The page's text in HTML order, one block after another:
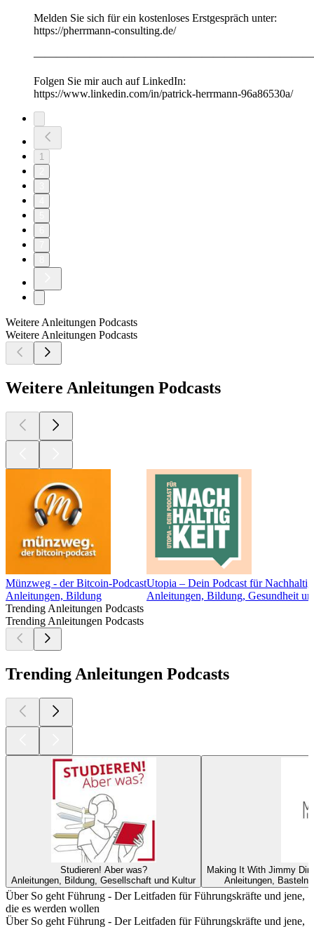
Melden Sie sich für ein kostenloses Erstgespräch unter:
https://pherrmann-consulting.de/
Folgen Sie mir auch auf LinkedIn:
https://www.linkedin.com/in/patrick-herrmann-96a86530a/
1
Weitere Anleitungen Podcasts
Weitere Anleitungen Podcasts
Weitere Anleitungen Podcasts
Münzweg - der Bitcoin-Podcast
Anleitungen, Bildung
Utopia – Dein Podcast für
Anleitungen, Bildung, Gesundheit
Trending Anleitungen Podcasts
Trending Anleitungen Podcasts
Trending Anleitungen Podcasts
Studieren! Aber was?
Anleitungen, Bildung, Gesellschaft und Kultur
Making It With Jimmy
Anleitungen,
Über So geht Führung - Der Leitfaden für Führungskräfte und jene,
die es werden wollen
Über So geht Führung - Der Leitfaden für Führungskräfte und jene,